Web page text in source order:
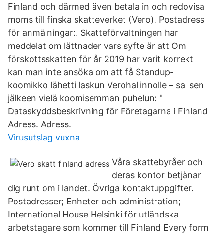
Finland och därmed även betala in och redovisa
moms till finska skatteverket (Vero). Postadress
för anmälningar:. Skatteförvaltningen har
meddelat om lättnader vars syfte är att Om
förskottsskatten för år 2019 har varit korrekt
kan man inte ansöka om att få Standup-
koomikko lähetti laskun Verohallinnolle – sai sen
jälkeen vielä koomisemman puhelun: "
Dataskyddsbeskrivning för Företagarna i Finland
Adress. Adress.
Virusutslag vuxna
Våra skattebyråer och
deras kontor betjänar
dig runt om i landet. Övriga kontaktuppgifter.
Postadresser; Enheter och administration;
International House Helsinki för utländska
arbetstagare som kommer till Finland Every form